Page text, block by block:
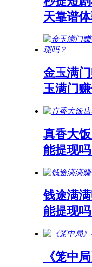
天靠谱体
金玉满
玉满门
真香大
能提现吗
钱途满
能提现吗
《笼中